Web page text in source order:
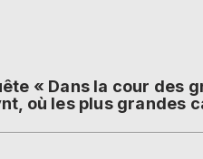
« Dans la cour des
où les plus grandes